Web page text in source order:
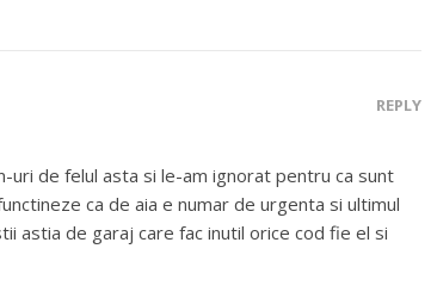
REPLY
uri de felul asta si le-am ignorat pentru ca sunt
ca de aia e numar de urgenta si ultimul
astia de garaj care fac inutil orice cod fie el si